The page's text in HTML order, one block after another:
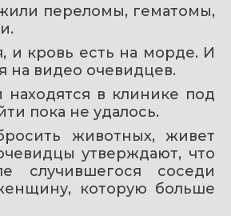
переломы, гематомы,
и кровь есть на морде. И
на видео очевидцев.
в клинике под
пока не удалось.
животных, живет
утверждают, что
случившегося соседи
которую больше